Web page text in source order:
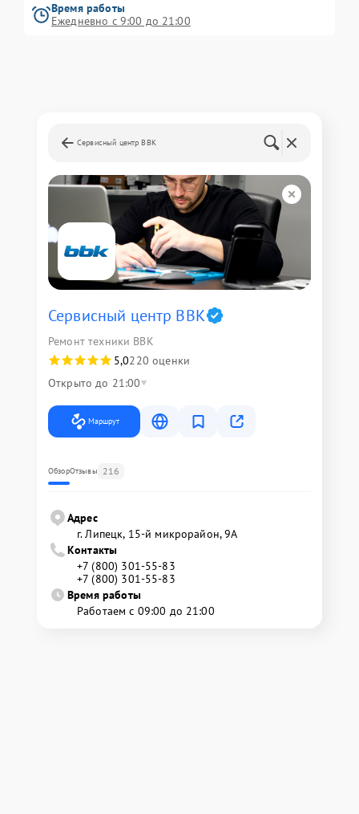
Время работы
Ежедневно с 9:00 до 21:00
Сервисный центр BBK
Сервисный центр BBK
Ремонт техники BBK
5,0220 оценки
Открыто до 21:00
Маршрут
ОбзорОтзывы 216
Адрес
г. Липецк, 15-й микрорайон, 9А
Контакты
+7 (800) 301-55-83
+7 (800) 301-55-83
Время работы
Работаем с 09:00 до 21:00